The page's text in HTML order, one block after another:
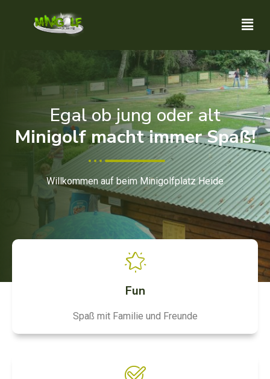
Egal ob jung oder alt
Minigolf macht immer Spaß!
Willkommen auf beim Minigolfplatz Heide
Fun
Spaß mit Familie und Freunde